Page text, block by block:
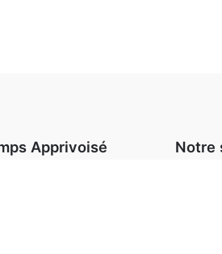
Apprivoisé Notre